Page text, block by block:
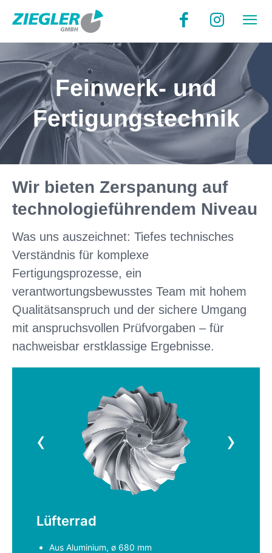
Feinwerk- und
Fertigungstechnik
Wir bieten Zerspanung auf
technologie­führendem Niveau
Was uns auszeichnet: Tiefes technisches
Verständnis für komplexe
Fertigungsprozesse, ein
verantwortungsbewusstes Team mit hohem
Qualitätsanspruch und der sichere Umgang
mit anspruchsvollen Prüfvorgaben – für
nachweisbar erstklassige Ergebnisse.
‹ ›
Lüfterrad
Aus Aluminium, ø 680 mm